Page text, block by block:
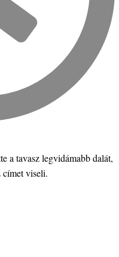
a tavasz legvidámabb dalát,
címet viseli.